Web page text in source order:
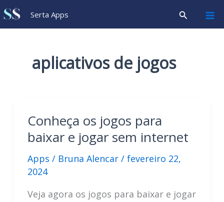
Ir
para
Serta Apps Pesquisar
aplicativos de jogos
Conheça os jogos para
baixar e jogar sem internet
Apps / Bruna Alencar / fevereiro 22,
2024
Veja agora os jogos para baixar e jogar